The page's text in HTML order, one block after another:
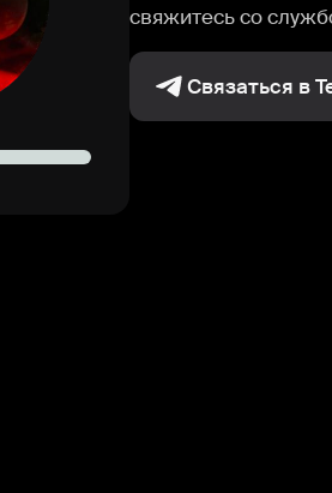
свяжитесь со
Связаться в